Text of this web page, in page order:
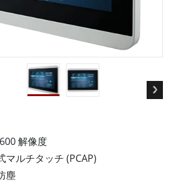
解像度
マルチタッチ (PCAP)
塵